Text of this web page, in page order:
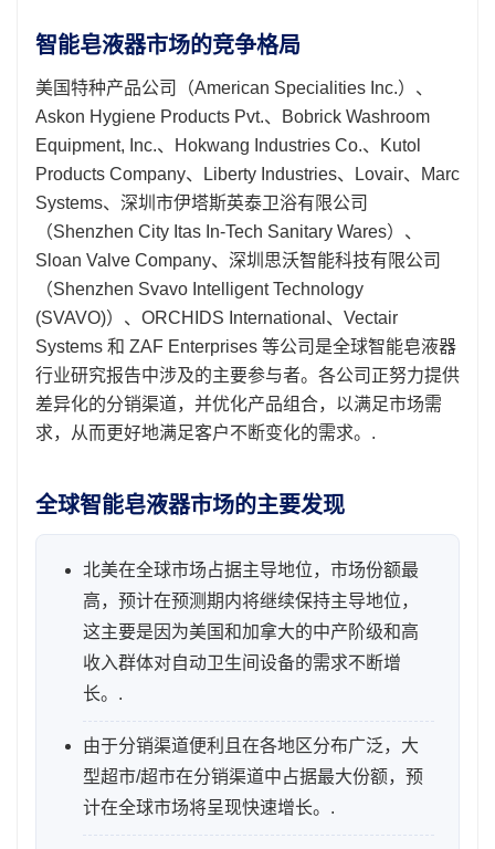
智能皂液器市场的竞争格局
美国特种产品公司（American Specialities Inc.）、
Askon Hygiene Products Pvt.、Bobrick Washroom
Equipment, Inc.、Hokwang Industries Co.、Kutol
Products Company、Liberty Industries、Lovair、Marc
Systems、深圳市伊塔斯英泰卫浴有限公司
（Shenzhen City Itas In-Tech Sanitary Wares）、
Sloan Valve Company、深圳思沃智能科技有限公司
（Shenzhen Svavo Intelligent Technology
(SVAVO)）、ORCHIDS International、Vectair
Systems 和 ZAF Enterprises 等公司是全球智能皂液器
行业研究报告中涉及的主要参与者。各公司正努力提供
差异化​​的分销渠道，并优化产品组合，以满足市场需
求，从而更好地满足客户不断变化的需求。.
全球智能皂液器市场的主要发现
北美在全球市场占据主导地位，市场份额最
高，预计在预测期内将继续保持主导地位，
这主要是因为美国和加拿大的中产阶级和高
收入群体对自动卫生间设备的需求不断增
长。.
由于分销渠道便利且在各地区分布广泛，大
型超市/超市在分销渠道中占据最大份额，预
计在全球市场将呈现快速增长。.